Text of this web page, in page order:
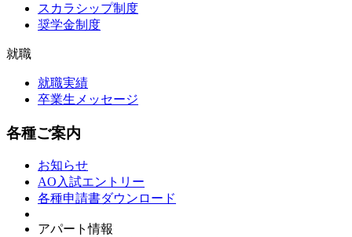
スカラシップ制度
奨学金制度
就職
就職実績
卒業生メッセージ
各種ご案内
お知らせ
AO入試エントリー
各種申請書ダウンロード
アパート情報